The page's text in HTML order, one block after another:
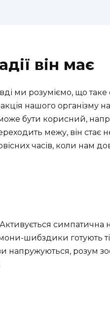
він має
ми розуміємо, що таке
нашого організму
бути корисний,
межу, він стає
часів, коли нам
Активується симпатична
шибздики готують
напружуються, розум